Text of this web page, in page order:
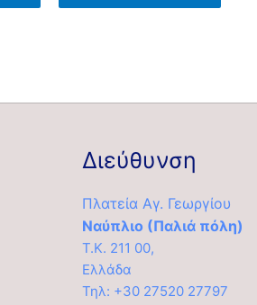
Διεύθυνση
Πλατεία Αγ. Γεωργίου
Ναύπλιο (Παλιά πόλη)
Τ.Κ. 211 00,
Ελλάδα
Τηλ: +30 27520 27797